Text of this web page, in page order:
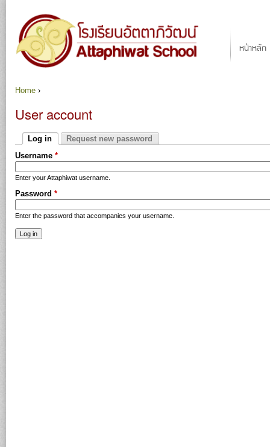
หน้าหลัก
You are here
Home ›
User account
Primary tabs
Log in
Request new password
Username *
Enter your Attaphiwat username.
Password *
Enter the password that accompanies your username.